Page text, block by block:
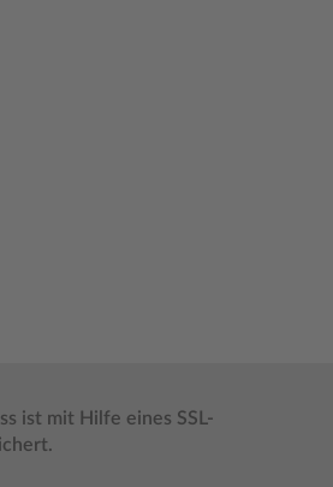
ist mit Hilfe eines SSL-